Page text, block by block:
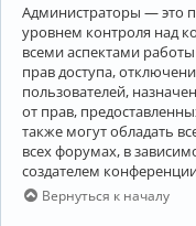
Администраторы — это
уровнем контроля над
всеми аспектами
прав доступа,
пользователей,
от прав,
также могут обладать
всех форумах, в
создателем
Вернуться к началу